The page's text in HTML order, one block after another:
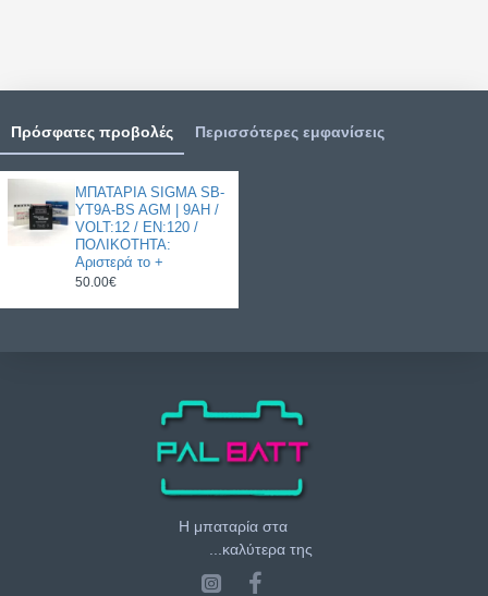
Πρόσφατες προβολές Περισσότερες εμφανίσεις
ΜΠΑΤΑΡΙΑ SIGMA SB-
YT9A-BS AGM | 9AH /
VOLT:12 / EN:120 /
ΠΟΛΙΚΟΤΗΤΑ:
Αριστερά το +
50.00€
Η μπαταρία στα
...καλύτερα της